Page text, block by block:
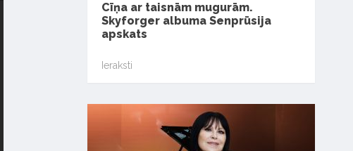
Cīņa ar taisnām mugurām.
Skyforger albuma Senprūsija
apskats
Ieraksti